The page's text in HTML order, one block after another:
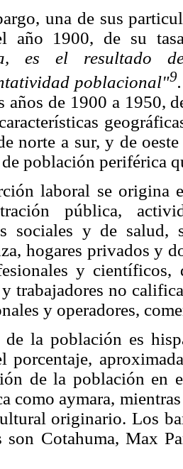
una de sus
año 1900, de su
es el resultado
poblacional"9
años de 1900 a 1950,
norte a sur, y de
población periférica
laboral se origina
pública,
sociales y de salud,
hogares privados y
y científicos,
trabajadores no
y operadores,
la población es
porcentaje,
de la población en
como aymara,
originario. Los
son Cotahuma, Max